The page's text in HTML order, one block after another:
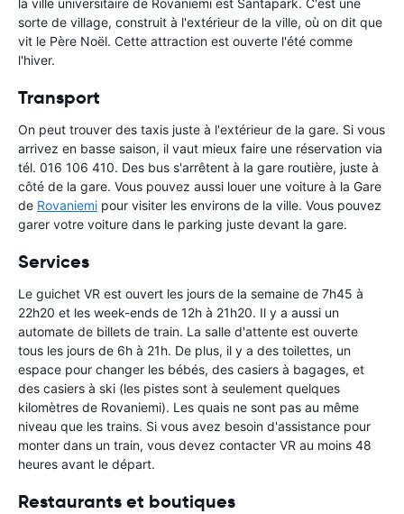
la ville universitaire de Rovaniemi est Santapark. C'est une
sorte de village, construit à l'extérieur de la ville, où on dit que
vit le Père Noël. Cette attraction est ouverte l'été comme
l'hiver.
Transport
On peut trouver des taxis juste à l'extérieur de la gare. Si vous
arrivez en basse saison, il vaut mieux faire une réservation via
tél. 016 106 410. Des bus s'arrêtent à la gare routière, juste à
côté de la gare. Vous pouvez aussi louer une voiture à la Gare
de Rovaniemi pour visiter les environs de la ville. Vous pouvez
garer votre voiture dans le parking juste devant la gare.
Services
Le guichet VR est ouvert les jours de la semaine de 7h45 à
22h20 et les week-ends de 12h à 21h20. Il y a aussi un
automate de billets de train. La salle d'attente est ouverte
tous les jours de 6h à 21h. De plus, il y a des toilettes, un
espace pour changer les bébés, des casiers à bagages, et
des casiers à ski (les pistes sont à seulement quelques
kilomètres de Rovaniemi). Les quais ne sont pas au même
niveau que les trains. Si vous avez besoin d'assistance pour
monter dans un train, vous devez contacter VR au moins 48
heures avant le départ.
Restaurants et boutiques